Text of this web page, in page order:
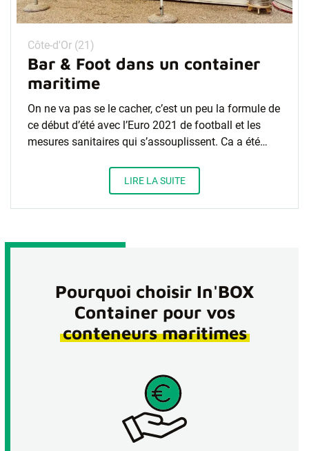
Côte-d'Or (21)
Bar & Foot dans un container
maritime
On ne va pas se le cacher, c’est un peu la formule de
ce début d’été avec l’Euro 2021 de football et les
mesures sanitaires qui s’assouplissent. Ca a été…
LIRE LA SUITE
Pourquoi choisir In'BOX
Container pour vos
conteneurs maritimes